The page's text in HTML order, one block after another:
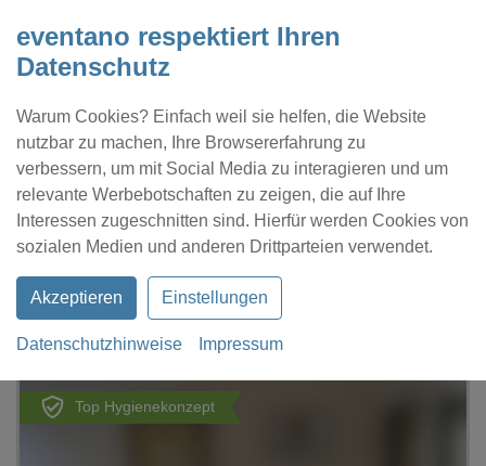
eventano respektiert Ihren
Datenschutz
Warum Cookies? Einfach weil sie helfen, die Website
nutzbar zu machen, Ihre Browsererfahrung zu
verbessern, um mit Social Media zu interagieren und um
relevante Werbebotschaften zu zeigen, die auf Ihre
Interessen zugeschnitten sind. Hierfür werden Cookies von
sozialen Medien und anderen Drittparteien verwendet.
Akzeptieren Einstellungen
Datenschutzhinweise Impressum
Kontakt Location eintragen Profil
Sperrstunde Escaperoom
Top Hygienekonzept